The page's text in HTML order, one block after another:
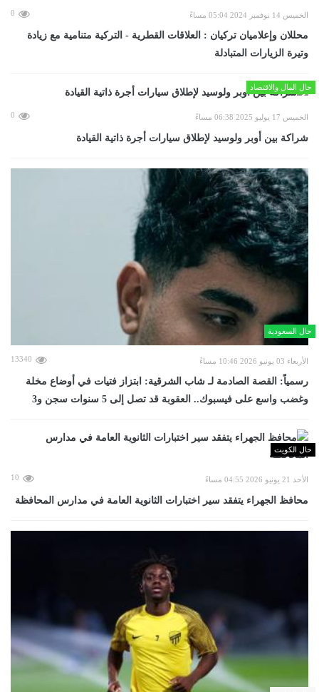
الخميس 14 نوفمبر 2024 05:04 مساءً 0
محللان وإعلاميان تركيان : العلاقات القطرية - التركية متنامية مع زيادة
وتيرة الزيارات المتبادلة
حال المال والاقتصاد
الخميس 17 يوليو 2025 06:38 مساءً 0
شراكة بين أوبر ولوسيد لإطلاق سيارات أجرة ذاتية القيادة
حال السعودية
الأربعاء 03 يونيو 2026 10:46 مساءً 13340
رسمياً: القصة الصادمة لـ شاب الشرقية: ابتزاز فتيات في أوضاع مخلة
وغضب واسع على فيسبوك.. العقوبة قد تصل إلى 5 سنوات سجن و3
حال الكويت
الأحد 21 يونيو 2026 04:55 مساءً 10
محافظ الجهراء يتفقد سير اختبارات الثانوية العامة في مدارس المحافظة